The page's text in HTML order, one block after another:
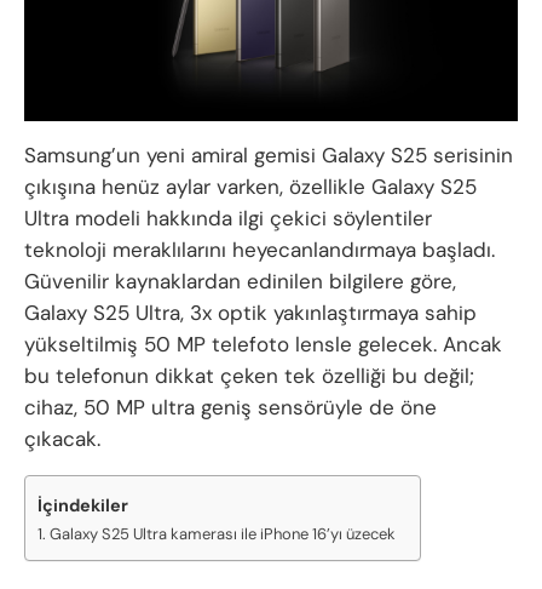
Samsung’un yeni amiral gemisi Galaxy S25 serisinin
çıkışına henüz aylar varken, özellikle Galaxy S25
Ultra modeli hakkında ilgi çekici söylentiler
teknoloji meraklılarını heyecanlandırmaya başladı.
Güvenilir kaynaklardan edinilen bilgilere göre,
Galaxy S25 Ultra, 3x optik yakınlaştırmaya sahip
yükseltilmiş 50 MP telefoto lensle gelecek. Ancak
bu telefonun dikkat çeken tek özelliği bu değil;
cihaz, 50 MP ultra geniş sensörüyle de öne
çıkacak.
İçindekiler
Galaxy S25 Ultra kamerası ile iPhone 16’yı üzecek